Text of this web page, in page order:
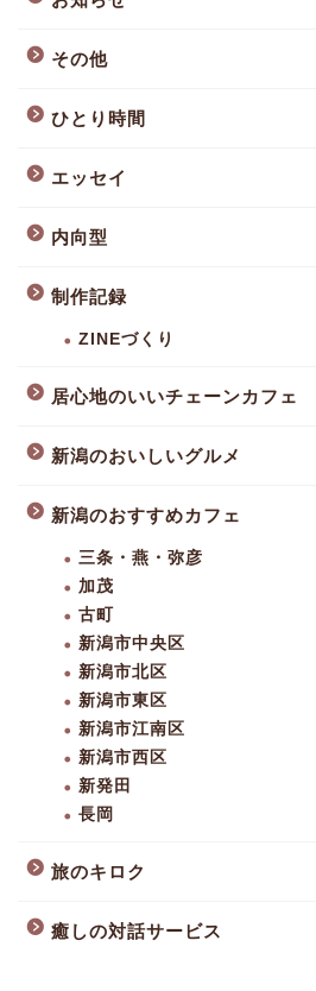
その他
ひとり時間
エッセイ
内向型
制作記録
ZINEづくり
居心地のいいチェーンカフェ
新潟のおいしいグルメ
新潟のおすすめカフェ
三条・燕・弥彦
加茂
古町
新潟市中央区
新潟市北区
新潟市東区
新潟市江南区
新潟市西区
新発田
長岡
旅のキロク
癒しの対話サービス